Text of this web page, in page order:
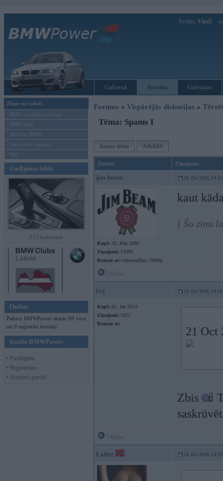
Sveiks, Viesi!
Galvenā Forums Galerijas
Ziņas un raksti
BMW modeļu jaunumi
BMW testi
Mēneša BMW
Sērijveida tūnings
Vel...
Gadījuma bilde
F13 kabriolets
Online
Pašreiz BMWPower skatās 88 viesi
un 0 reģistrēti lietotāji.
Ienākt BMWPower
• Pieslēgties
• Reģistrēties
• Aizmirsi paroli?
Forums » Vispārējās diskusijas »
Tēma: Spams I
Jauna tēma Atbildēt
Autors Ziņojums
jim-beam 21. Oct 2016, 14:12
Kopš: 29. Mar 2009
Ziņojumi: 11096
Braucu ar: veļasmašīnu ~300hp
kaut
[ Šo ziņu
iwj 21. Oct 2016, 14:16
Kopš: 01. Jan 2013
Ziņojumi: 1022
Braucu ar:
21 Oct
Zbis
Lafter 21. Oct 2016, 14:20